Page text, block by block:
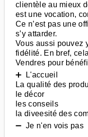
clientèle au mieux
est une vocation,
Ce n’est pas une
s’y attarder.
Vous aussi pouvez
fidélité. En bref,
Vendres pour
➕ L'accueil
La qualité des
le décor
les conseils
la diveesité des
➖ Je n'en vois pas